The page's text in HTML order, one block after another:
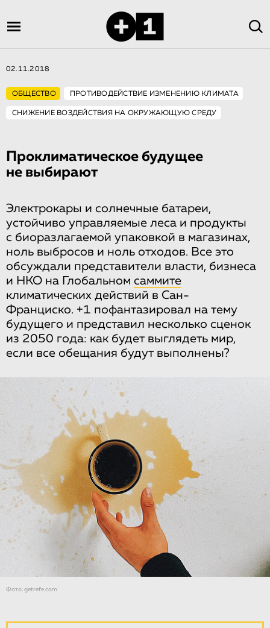
02.11.2018
ОБЩЕСТВО ПРОТИВОДЕЙСТВИЕ ИЗМЕНЕНИЮ КЛИМАТА
СНИЖЕНИЕ ВОЗДЕЙСТВИЯ НА ОКРУЖАЮЩУЮ СРЕДУ
Проклиматиче­ское будущее
не выбирают
Электрокары и солнечные батареи,
устойчиво управляемые леса и продукты
с биоразлагаемой упаковкой в магазинах,
ноль выбросов и ноль отходов. Все это
обсуждали представители власти, бизнеса
и НКО на Глобальном саммите
климатических действий в Сан-
Франциско. +1 пофантазировал на тему
будущего и представил несколько сценок
из 2050 года: как будет выглядеть мир,
если все обещания будут выполнены?
Фото: getrefe.com